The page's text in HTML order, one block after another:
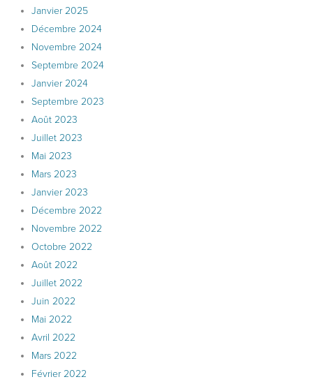
Janvier 2025
Décembre 2024
Novembre 2024
Septembre 2024
Janvier 2024
Septembre 2023
Août 2023
Juillet 2023
Mai 2023
Mars 2023
Janvier 2023
Décembre 2022
Novembre 2022
Octobre 2022
Août 2022
Juillet 2022
Juin 2022
Mai 2022
Avril 2022
Mars 2022
Février 2022